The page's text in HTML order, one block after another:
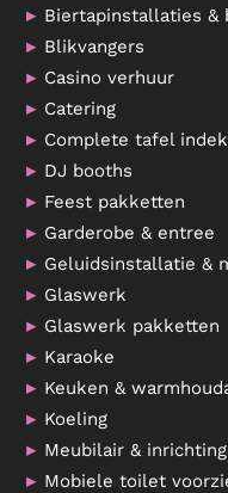
Biertapinstallaties &
Blikvangers
Casino verhuur
Catering
Complete tafel
DJ booths
Feest pakketten
Garderobe & entree
Geluidsinstallatie &
Glaswerk
Glaswerk pakketten
Karaoke
Keuken &
Koeling
Meubilair & inrichting
Mobiele toilet